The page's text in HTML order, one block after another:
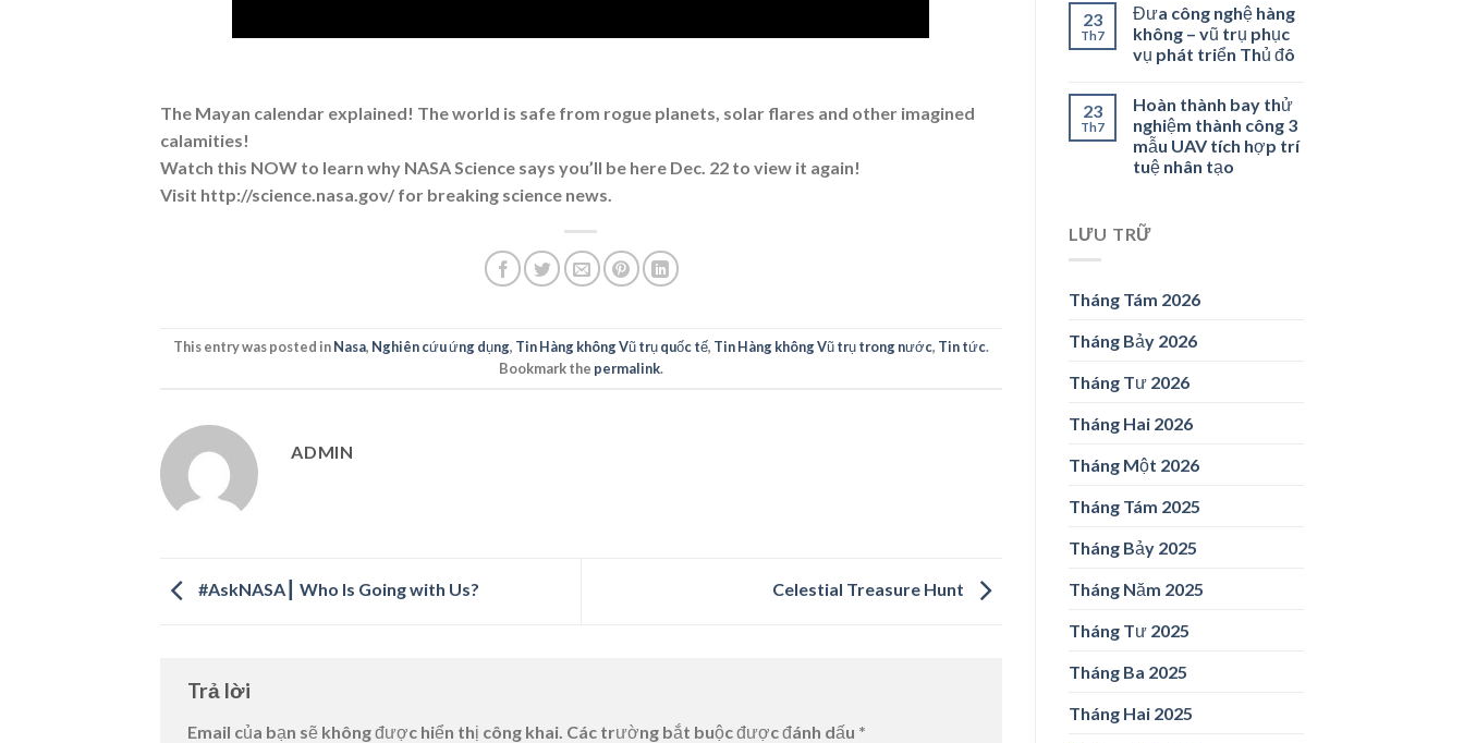
The Mayan calendar explained! The world is safe from rogue planets, solar flares and other imagined
calamities!
Watch this NOW to learn why NASA Science says you’ll be here Dec. 22 to view it again!
Visit http://science.nasa.gov/ for breaking science news.
This entry was posted inNasa, Nghiên cứu ứng dụng, Tin Hàng không Vũ trụ quốc tế, Tin Hàng không Vũ trụ trong nước, Tin tức.
Bookmark the permalink.
ADMIN
#AskNASA┃ Who Is Going with Us? Celestial Treasure Hunt
Trả lời
Email của bạn sẽ không được hiển thị công khai. Các trường bắt buộc được đánh dấu *
23
Th7
Đưa công nghệ hàng
không – vũ trụ phục
vụ phát triển Thủ đô
23
Th7
Hoàn thành bay thử
nghiệm thành công 3
mẫu UAV tích hợp trí
tuệ nhân tạo
LƯU TRỮ
Tháng Tám 2026
Tháng Bảy 2026
Tháng Tư 2026
Tháng Hai 2026
Tháng Một 2026
Tháng Tám 2025
Tháng Bảy 2025
Tháng Năm 2025
Tháng Tư 2025
Tháng Ba 2025
Tháng Hai 2025